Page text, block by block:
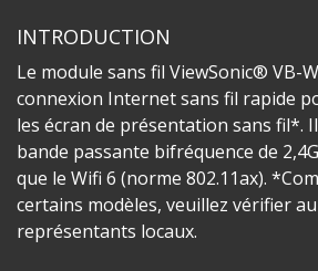
INTRODUCTION
Le module sans fil ViewSonic® VB-
connexion Internet sans fil rapide
les écran de présentation sans fil*.
bande passante bifréquence de
que le Wifi 6 (norme 802.11ax).
certains modèles, veuillez vérifier
représentants locaux.